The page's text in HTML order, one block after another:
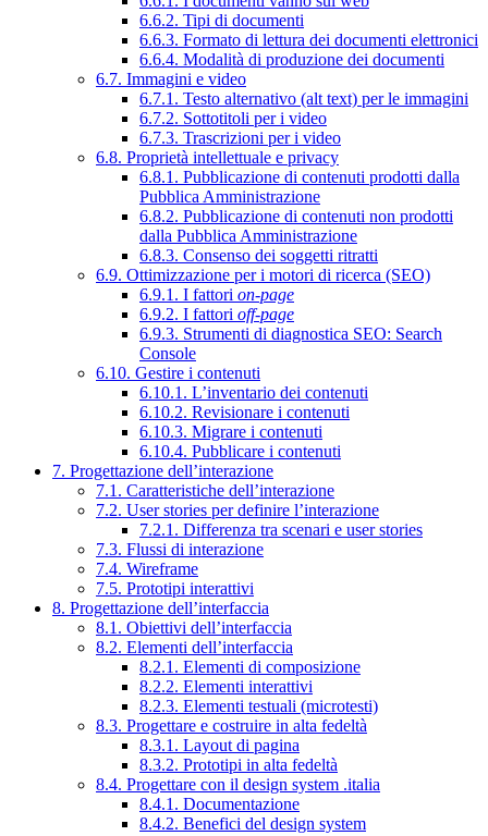
6.6.2. Tipi di documenti
6.6.3. Formato di lettura dei documenti elettronici
6.6.4. Modalità di produzione dei documenti
6.7. Immagini e video
6.7.1. Testo alternativo (alt text) per le immagini
6.7.2. Sottotitoli per i video
6.7.3. Trascrizioni per i video
6.8. Proprietà intellettuale e privacy
6.8.1. Pubblicazione di contenuti prodotti dalla
Pubblica Amministrazione
6.8.2. Pubblicazione di contenuti non prodotti
dalla Pubblica Amministrazione
6.8.3. Consenso dei soggetti ritratti
6.9. Ottimizzazione per i motori di ricerca (SEO)
6.9.1. I fattori on-page
6.9.2. I fattori off-page
6.9.3. Strumenti di diagnostica SEO: Search
Console
6.10. Gestire i contenuti
6.10.1. L’inventario dei contenuti
6.10.2. Revisionare i contenuti
6.10.3. Migrare i contenuti
6.10.4. Pubblicare i contenuti
7. Progettazione dell’interazione
7.1. Caratteristiche dell’interazione
7.2. User stories per definire l’interazione
7.2.1. Differenza tra scenari e user stories
7.3. Flussi di interazione
7.4. Wireframe
7.5. Prototipi interattivi
8. Progettazione dell’interfaccia
8.1. Obiettivi dell’interfaccia
8.2. Elementi dell’interfaccia
8.2.1. Elementi di composizione
8.2.2. Elementi interattivi
8.2.3. Elementi testuali (microtesti)
8.3. Progettare e costruire in alta fedeltà
8.3.1. Layout di pagina
8.3.2. Prototipi in alta fedeltà
8.4. Progettare con il design system .italia
8.4.1. Documentazione
8.4.2. Benefici del design system